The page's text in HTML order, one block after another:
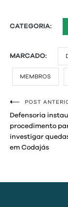
CATEGORIA:
MARCADO:
MEMBROS
de
Post
POST
Defensoria
procedimento
investigar
em Codajás